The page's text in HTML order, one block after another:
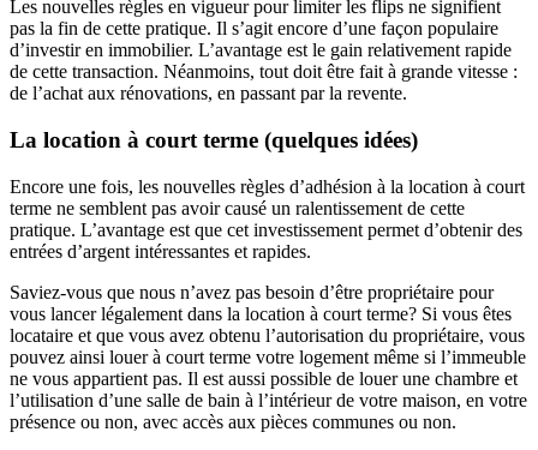
Les nouvelles règles en vigueur pour limiter les flips ne signifient
pas la fin de cette pratique. Il s’agit encore d’une façon populaire
d’investir en immobilier. L’avantage est le gain relativement rapide
de cette transaction. Néanmoins, tout doit être fait à grande vitesse :
de l’achat aux rénovations, en passant par la revente.
La location à court terme (quelques idées)
Encore une fois, les nouvelles règles d’adhésion à la location à court
terme ne semblent pas avoir causé un ralentissement de cette
pratique. L’avantage est que cet investissement permet d’obtenir des
entrées d’argent intéressantes et rapides.
Saviez-vous que nous n’avez pas besoin d’être propriétaire pour
vous lancer légalement dans la location à court terme? Si vous êtes
locataire et que vous avez obtenu l’autorisation du propriétaire, vous
pouvez ainsi louer à court terme votre logement même si l’immeuble
ne vous appartient pas. Il est aussi possible de louer une chambre et
l’utilisation d’une salle de bain à l’intérieur de votre maison, en votre
présence ou non, avec accès aux pièces communes ou non.